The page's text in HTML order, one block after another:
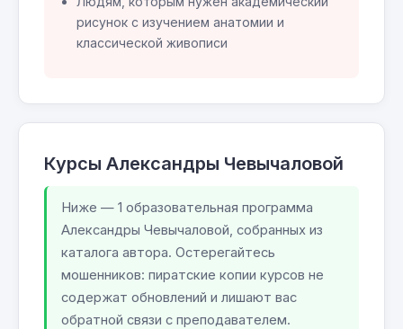
рисунок с изучением анатомии и
классической живописи
Курсы Александры Чевычаловой
Ниже — 1 образовательная программа
Александры Чевычаловой, собранных из
каталога автора. Остерегайтесь
мошенников: пиратские копии курсов не
содержат обновлений и лишают вас
обратной связи с преподавателем.